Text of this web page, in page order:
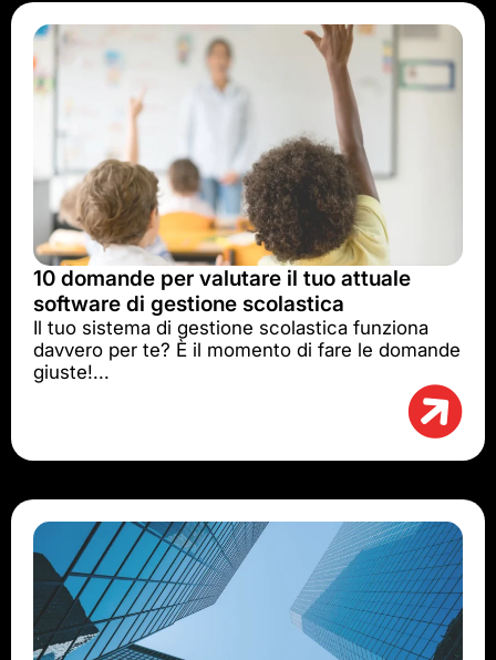
10 domande per valutare il tuo attuale
software di gestione scolastica
Il tuo sistema di gestione scolastica funziona
davvero per te? È il momento di fare le domande
giuste!...